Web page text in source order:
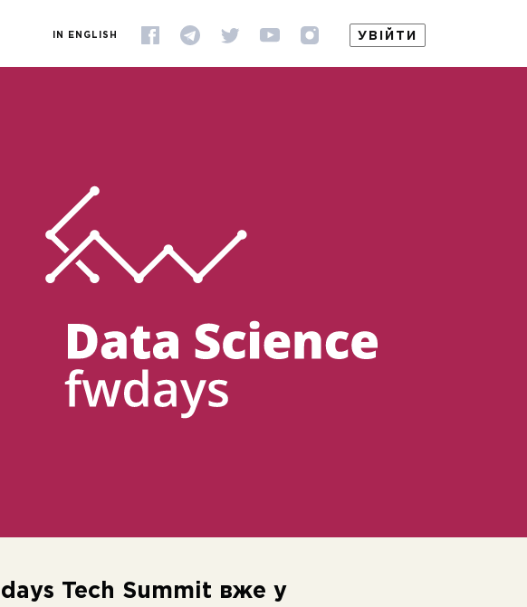
IN ENGLISH УВІЙТИ
Tech Summit вже у